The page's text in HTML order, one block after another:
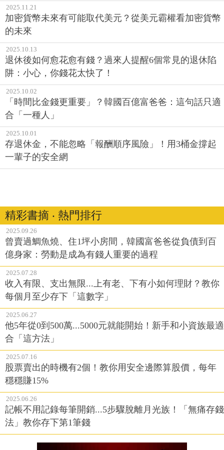
2025.11.21
加密貨幣未來有可能取代美元？從美元霸權看加密貨幣
的未來
2025.10.13
退休後如何愈花愈有錢？過來人提醒6個常見的退休陷
阱：小心，你錢花太快了！
2025.10.02
「時間比金錢更重要」？韓國百億富爸爸：這句話只適
合「一種人」
2025.10.01
存退休金，不能忽略「報酬順序風險」！用3桶金撐起
一輩子的安全網
精彩書摘 ‧ 熱門排行
2025.09.26
曾賣過鯛魚燒、住1坪小房間，韓國富爸爸從負債到百
億身家：勞動是成為有錢人重要的過程
2025.07.28
收入有限、支出無限...上有老、下有小如何理財？教你
每個月至少存下「這數字」
2025.06.27
他5年從0到500萬...5000元就能開始！新手和小資族最適
合「這方法」
2025.07.16
股票賣出的時機有2個！教你用安全邊際算股價，每年
穩穩賺15%
2025.06.26
記帳不用記錄每筆開銷...5步驟脫離月光族！「無痛存錢
法」教你存下第1筆錢